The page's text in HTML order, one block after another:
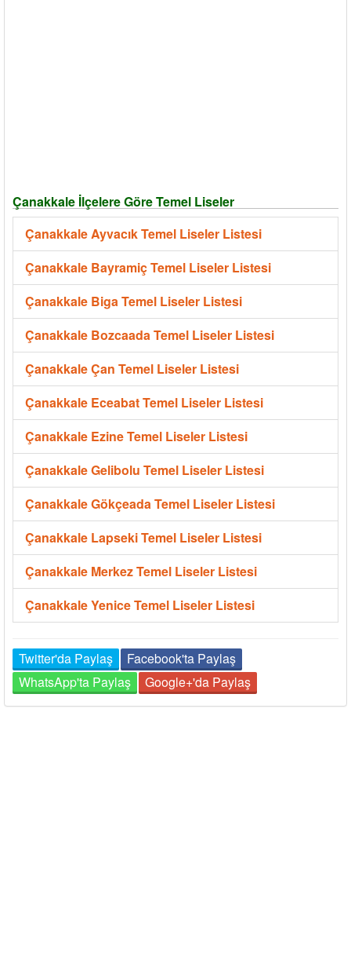
Çanakkale İlçelere Göre Temel Liseler
Çanakkale Ayvacık Temel Liseler Listesi
Çanakkale Bayramiç Temel Liseler Listesi
Çanakkale Biga Temel Liseler Listesi
Çanakkale Bozcaada Temel Liseler Listesi
Çanakkale Çan Temel Liseler Listesi
Çanakkale Eceabat Temel Liseler Listesi
Çanakkale Ezine Temel Liseler Listesi
Çanakkale Gelibolu Temel Liseler Listesi
Çanakkale Gökçeada Temel Liseler Listesi
Çanakkale Lapseki Temel Liseler Listesi
Çanakkale Merkez Temel Liseler Listesi
Çanakkale Yenice Temel Liseler Listesi
Twitter'da Paylaş
Facebook'ta Paylaş
WhatsApp'ta Paylaş
Google+'da Paylaş